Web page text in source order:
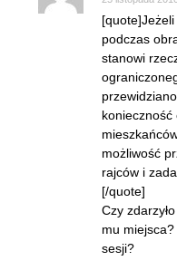
podczas
stanowi
możliwość
rajców i
[/quote]
Czy
mu miejsca?
sesji?